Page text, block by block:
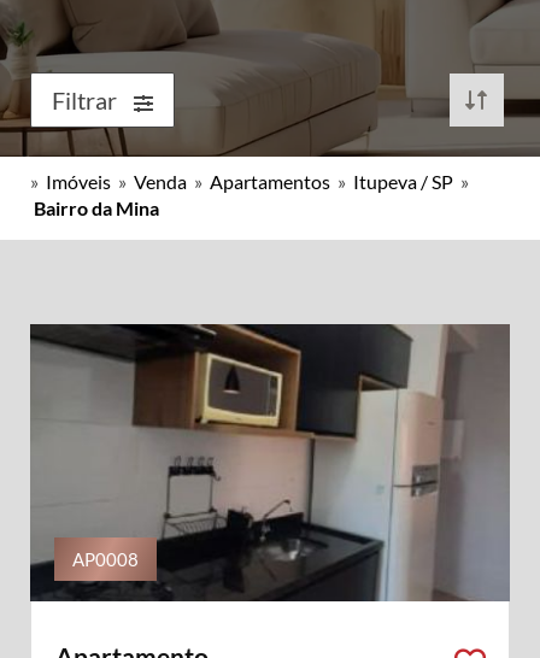
Filtrar
» Imóveis » Venda » Apartamentos » Itupeva / SP »
Bairro da Mina
AP0008